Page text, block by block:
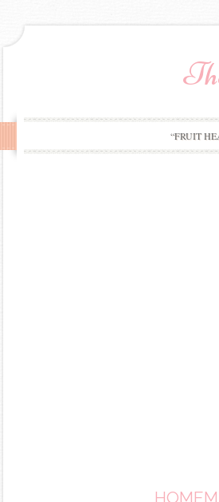
“FRUIT